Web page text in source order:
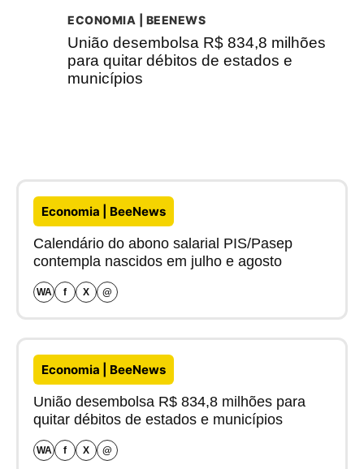
ECONOMIA | BEENEWS
União desembolsa R$ 834,8 milhões
para quitar débitos de estados e
municípios
Economia | BeeNews
Calendário do abono salarial PIS/Pasep
contempla nascidos em julho e agosto
WA f X @
Economia | BeeNews
União desembolsa R$ 834,8 milhões para
quitar débitos de estados e municípios
WA f X @